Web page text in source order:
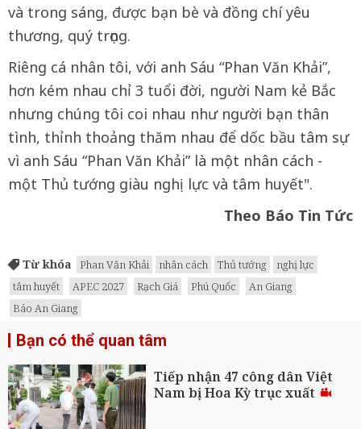
và trong sáng, được bạn bè và đồng chí yêu
thương, quý trọng.
Riêng cá nhân tôi, với anh Sáu “Phan Văn Khải”,
hơn kém nhau chỉ 3 tuổi đời, người Nam kẻ Bắc
nhưng chúng tôi coi nhau như người bạn thân
tình, thỉnh thoảng thăm nhau để dốc bầu tâm sự
vì anh Sáu “Phan Văn Khải” là một nhân cách -
một Thủ tướng giàu nghị lực và tâm huyết".
Theo Báo Tin Tức
Từ khóa Phan Văn Khải nhân cách Thủ tướng
nghị lực
tâm huyết
APEC 2027 Rạch Giá Phú Quốc
An Giang
Báo An Giang
Bạn có thể quan tâm
Tiếp nhận 47 công dân Việt
Nam bị Hoa Kỳ trục xuất